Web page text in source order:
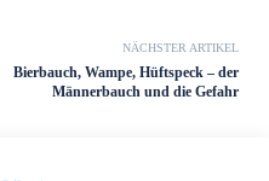
NÄCHSTER ARTIKEL
Bierbauch, Wampe, Hüftspeck – der
Männerbauch und die Gefahr